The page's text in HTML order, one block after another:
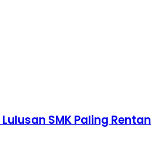
SMK Paling Rentan